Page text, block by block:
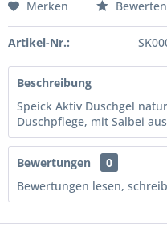
Merken Bewerten
Artikel-Nr.:
Beschreibung
Speick Aktiv Duschgel
Duschpflege, mit Salbei
Bewertungen
0
Bewertungen lesen,